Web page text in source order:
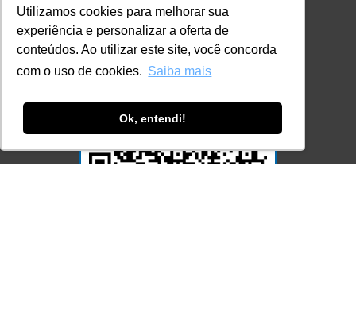
Utilizamos cookies para melhorar sua
experiência e personalizar a oferta de
conteúdos. Ao utilizar este site, você concorda
com o uso de cookies. Saiba mais
Ok, entendi!